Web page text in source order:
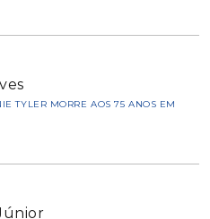
TYLER MORRE AOS 75 ANOS EM